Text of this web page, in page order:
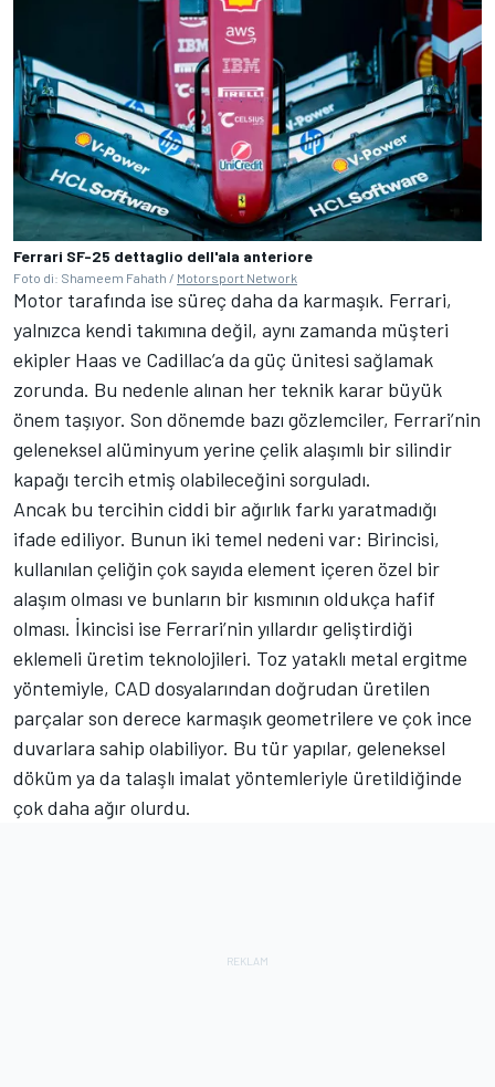
Ferrari SF-25 dettaglio dell'ala anteriore
Foto di: Shameem Fahath / Motorsport Network
Motor tarafında ise süreç daha da karmaşık. Ferrari,
yalnızca kendi takımına değil, aynı zamanda müşteri
ekipler Haas ve Cadillac’a da güç ünitesi sağlamak
zorunda. Bu nedenle alınan her teknik karar büyük
önem taşıyor. Son dönemde bazı gözlemciler, Ferrari’nin
geleneksel alüminyum yerine çelik alaşımlı bir silindir
kapağı tercih etmiş olabileceğini sorguladı.
Ancak bu tercihin ciddi bir ağırlık farkı yaratmadığı
ifade ediliyor. Bunun iki temel nedeni var: Birincisi,
kullanılan çeliğin çok sayıda element içeren özel bir
alaşım olması ve bunların bir kısmının oldukça hafif
olması. İkincisi ise Ferrari’nin yıllardır geliştirdiği
eklemeli üretim teknolojileri. Toz yataklı metal ergitme
yöntemiyle, CAD dosyalarından doğrudan üretilen
parçalar son derece karmaşık geometrilere ve çok ince
duvarlara sahip olabiliyor. Bu tür yapılar, geleneksel
döküm ya da talaşlı imalat yöntemleriyle üretildiğinde
çok daha ağır olurdu.